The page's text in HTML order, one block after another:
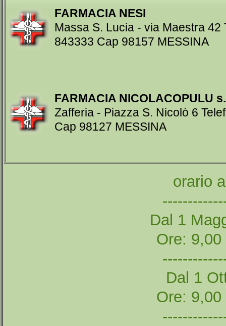
FARMACIA NESI
Massa S. Lucia - via Maestra 42
843333 Cap 98157 MESSINA
FARMACIA NICOLACOPULU
Zafferia - Piazza S. Nicolò 6
Cap 98127 MESSINA
orario
Dal 1
Ore:
Dal 1
Ore: